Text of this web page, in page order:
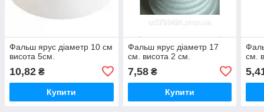
Фальш ярус діаметр 10 см
висота 5см.
10,82 ₴
Купити
Фальш ярус діаметр 17
см. висота 2 см.
7,58₴
Купити
см.